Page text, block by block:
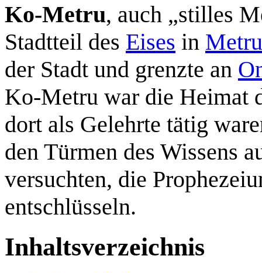
Ko-Metru, auch „stilles
Stadtteil des Eises in
der Stadt und grenzte an
Ko-Metru war die Heimat
dort als Gelehrte tätig
den Türmen des Wissens
versuchten, die
entschlüsseln.
Inhaltsverzeichnis